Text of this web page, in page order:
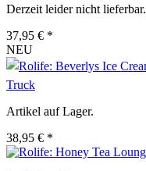
Derzeit leider nicht lieferbar.
37,95 € *
NEU
Truck
Artikel auf Lager.
38,95 € *